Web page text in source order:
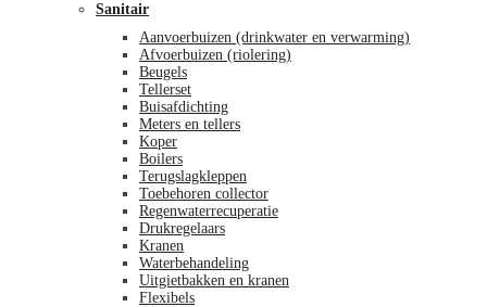
Sanitair
Aanvoerbuizen (drinkwater en verwarming)
Afvoerbuizen (riolering)
Beugels
Tellerset
Buisafdichting
Meters en tellers
Koper
Boilers
Terugslagkleppen
Toebehoren collector
Regenwaterrecuperatie
Drukregelaars
Kranen
Waterbehandeling
Uitgietbakken en kranen
Flexibels